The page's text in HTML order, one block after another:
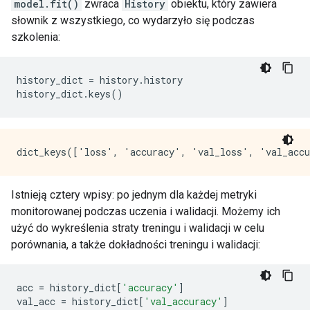
Epoch 24/40
30/30 [==============================] - 1s
Epoch 25/40
30/30 [==============================] - 1s
Epoch 27/40
30/30 [==============================] - 1s
Epoch 29/40
30/30 [==============================] - 1s
Epoch 31/40
30/30 [==============================] - 1s
Epoch 32/40
30/30 [==============================] - 1s
30/30 [==============================] - 1s
Epoch 34/40
30/30 [==============================] - 1s
model.fit() zwraca History obiektu, który zawiera
słownik z wszystkiego, co wydarzyło się podczas
szkolenia:
history_dict = history.history
history_dict.keys()
Istnieją cztery wpisy: po jednym dla każdej metryki
monitorowanej podczas uczenia i walidacji. Możemy ich
użyć do wykreślenia straty treningu i walidacji w celu
porównania, a także dokładności treningu i walidacji:
acc = history_dict[ 'accuracy' ]
val_acc = history_dict[ 'val_accuracy' ]